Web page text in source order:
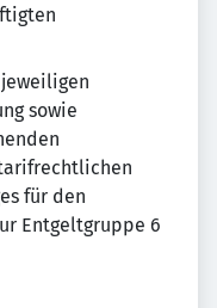
sowie
für den
Entgeltgruppe 6